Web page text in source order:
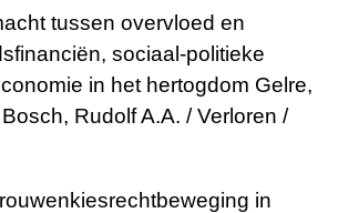
tussen overvloed en
sociaal-politieke
in het hertogdom Gelre,
Bosch, Rudolf A.A. / Verloren /
in